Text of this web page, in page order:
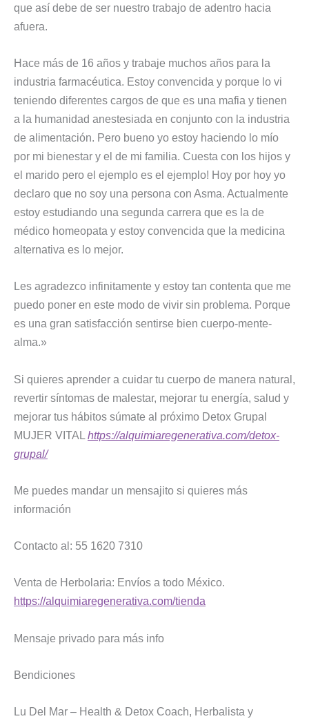
que así debe de ser nuestro trabajo de adentro hacia
afuera.
Hace más de 16 años y trabaje muchos años para la
industria farmacéutica. Estoy convencida y porque lo vi
teniendo diferentes cargos de que es una mafia y tienen
a la humanidad anestesiada en conjunto con la industria
de alimentación. Pero bueno yo estoy haciendo lo mío
por mi bienestar y el de mi familia. Cuesta con los hijos y
el marido pero el ejemplo es el ejemplo! Hoy por hoy yo
declaro que no soy una persona con Asma. Actualmente
estoy estudiando una segunda carrera que es la de
médico homeopata y estoy convencida que la medicina
alternativa es lo mejor.
Les agradezco infinitamente y estoy tan contenta que me
puedo poner en este modo de vivir sin problema. Porque
es una gran satisfacción sentirse bien cuerpo-mente-
alma.»
Si quieres aprender a cuidar tu cuerpo de manera natural,
revertir síntomas de malestar, mejorar tu energía, salud y
mejorar tus hábitos súmate al próximo Detox Grupal
MUJER VITAL https://alquimiaregenerativa.com/detox-
grupal/
Me puedes mandar un mensajito si quieres más
información
Contacto al: 55 1620 7310
Venta de Herbolaria: Envíos a todo México.
https://alquimiaregenerativa.com/tienda
Mensaje privado para más info
Bendiciones
Lu Del Mar – Health & Detox Coach, Herbalista y